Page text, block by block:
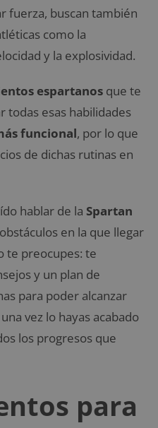
fuerza, buscan también
como la
y la explosividad.
espartanos que te
esas habilidades
funcional, por lo que
de dichas rutinas en
hablar de la Spartan
en la que llegar
te preocupes: te
y un plan de
para poder alcanzar
vez lo hayas acabado
los progresos que
para